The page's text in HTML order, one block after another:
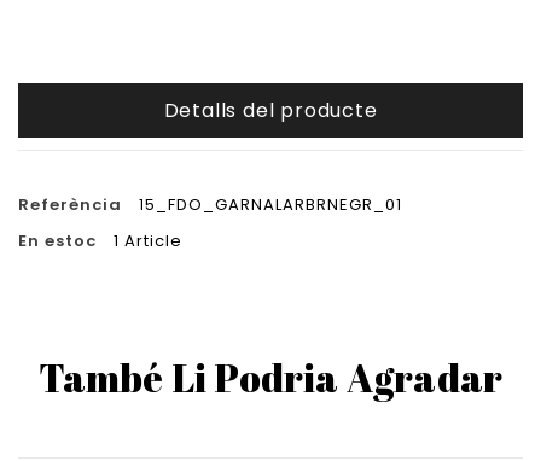
Detalls del producte
Referència
15_FDO_GARNALARBRNEGR_01
En estoc
1 Article
També Li Podria Agradar